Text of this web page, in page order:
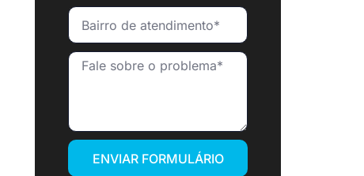
ENVIAR FORMULÁRIO